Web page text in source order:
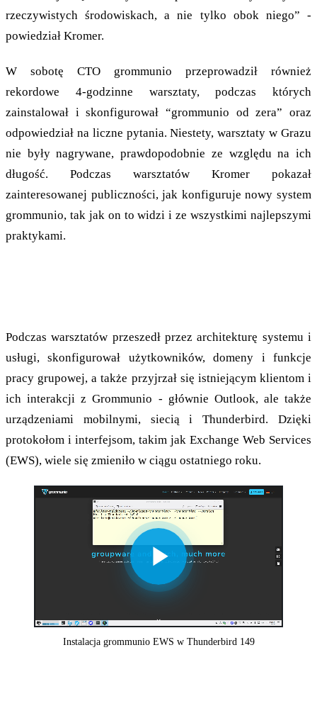
rzeczywistych środowiskach, a nie tylko obok niego” -
powiedział Kromer.
W sobotę CTO grommunio przeprowadził również
rekordowe 4-godzinne warsztaty, podczas których
zainstalował i skonfigurował “grommunio od zera” oraz
odpowiedział na liczne pytania. Niestety, warsztaty w Grazu
nie były nagrywane, prawdopodobnie ze względu na ich
długość. Podczas warsztatów Kromer pokazał
zainteresowanej publiczności, jak konfiguruje nowy system
grommunio, tak jak on to widzi i ze wszystkimi najlepszymi
praktykami.
Podczas warsztatów przeszedł przez architekturę systemu i
usługi, skonfigurował użytkowników, domeny i funkcje
pracy grupowej, a także przyjrzał się istniejącym klientom i
ich interakcji z Grommunio - głównie Outlook, ale także
urządzeniami mobilnymi, siecią i Thunderbird. Dzięki
protokołom i interfejsom, takim jak Exchange Web Services
(EWS), wiele się zmieniło w ciągu ostatniego roku.
Play
Video
Instalacja grommunio EWS w Thunderbird 149